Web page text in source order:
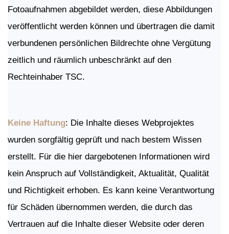
Fotoaufnahmen abgebildet werden, diese Abbildungen
veröffentlicht werden können und übertragen die damit
verbundenen persönlichen Bildrechte ohne Vergütung
zeitlich und räumlich unbeschränkt auf den
Rechteinhaber TSC.
Keine Haftung: Die Inhalte dieses Webprojektes
wurden sorgfältig geprüft und nach bestem Wissen
erstellt. Für die hier dargebotenen Informationen wird
kein Anspruch auf Vollständigkeit, Aktualität, Qualität
und Richtigkeit erhoben. Es kann keine Verantwortung
für Schäden übernommen werden, die durch das
Vertrauen auf die Inhalte dieser Website oder deren